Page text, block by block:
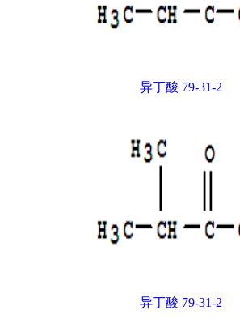
异丁酸 79-31-2
异丁酸 79-31-2